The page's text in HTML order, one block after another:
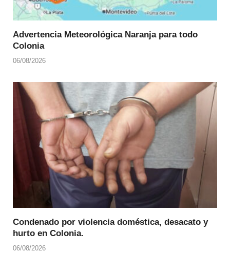
Advertencia Meteorológica Naranja para todo
Colonia
06/08/2026
Condenado por violencia doméstica, desacato y
hurto en Colonia.
06/08/2026